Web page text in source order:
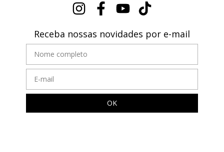
Receba nossas novidades por e-mail